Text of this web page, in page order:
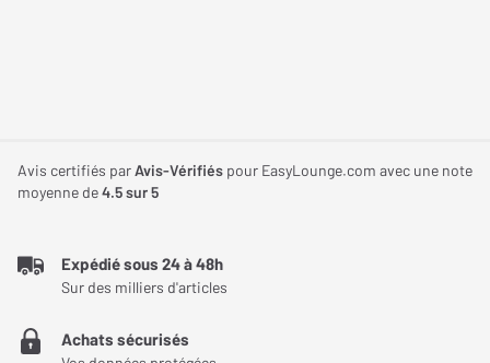
Avis certifiés parAvis-Vérifiés pour EasyLounge.com avec une note
moyenne de4.5sur 5
Expédié sous 24 à 48h
Sur des milliers d'articles
Achats sécurisés